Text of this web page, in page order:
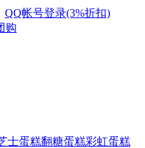
QQ帐号登录(3%折扣)
购
士蛋糕翻糖蛋糕彩虹蛋糕